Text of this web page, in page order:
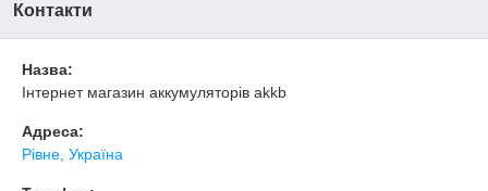
Контакти
Назва:
Інтернет магазин аккумуляторів akkb
Адреса:
Рівне, Україна